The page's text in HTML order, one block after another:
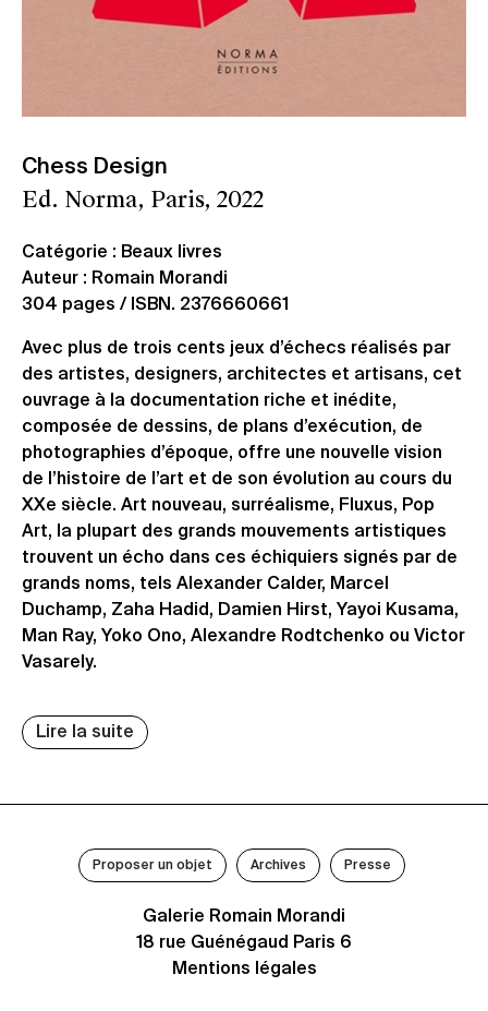
Chess Design
Ed. Norma, Paris, 2022
Catégorie : Beaux livres
Auteur : Romain Morandi
304 pages / ISBN. 2376660661
Avec plus de trois cents jeux d’échecs réalisés par
des artistes, designers, architectes et artisans, cet
ouvrage à la documentation riche et inédite,
composée de dessins, de plans d’exécution, de
photographies d’époque, offre une nouvelle vision
de l’histoire de l’art et de son évolution au cours du
XXe siècle. Art nouveau, surréalisme, Fluxus, Pop
Art, la plupart des grands mouvements artistiques
trouvent un écho dans ces échiquiers signés par de
grands noms, tels Alexander Calder, Marcel
Duchamp, Zaha Hadid, Damien Hirst, Yayoi Kusama,
Man Ray, Yoko Ono, Alexandre Rodtchenko ou Victor
Vasarely.
Lire la suite
Proposer un objet Archives Presse
Galerie Romain Morandi
18 rue Guénégaud Paris 6
Mentions légales